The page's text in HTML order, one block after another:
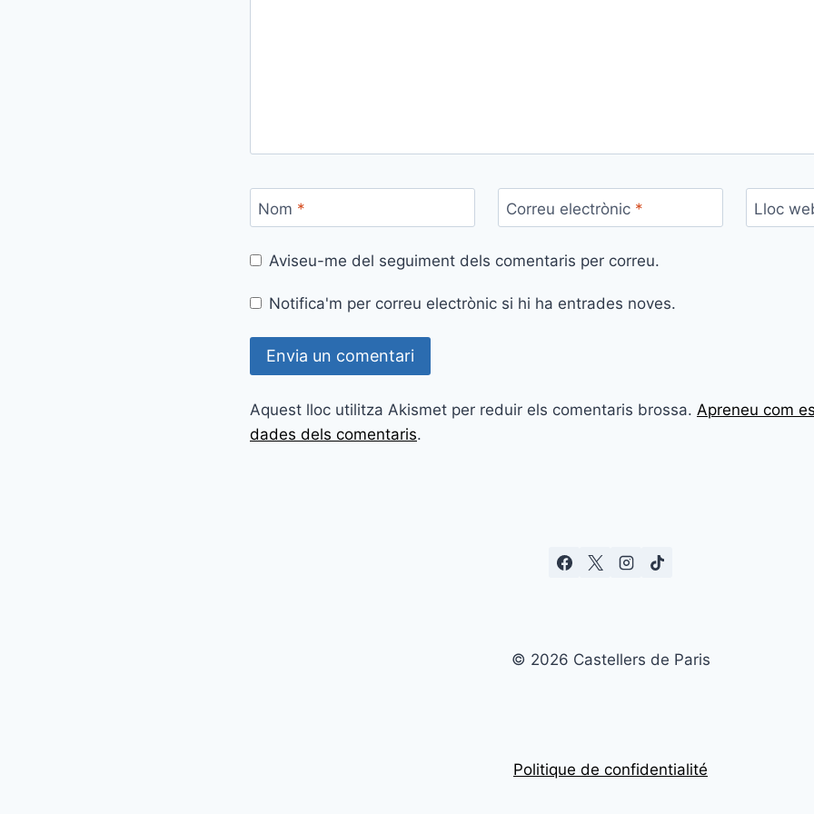
Nom * Correu electrònic * Lloc
Aviseu-me del seguiment dels comentaris per correu.
Notifica'm per correu electrònic si hi ha entrades noves.
Aquest lloc utilitza Akismet per reduir els comentaris brossa. Apreneu com
dades dels comentaris.
© 2026 Castellers de Paris
Politique de confidentialité